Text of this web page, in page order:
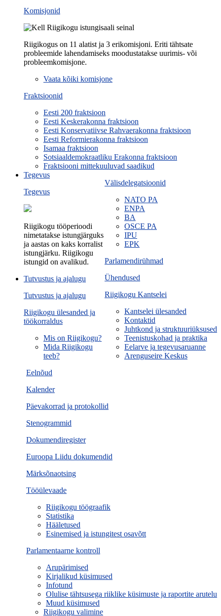
Komisjonid
Riigikogus on 11 alatist ja 3 erikomisjoni. Eriti tähtsate
probleemide lahendamiseks moodustatakse uurimis- või
probleemkomisjone.
Vaata kõiki komisjone
Fraktsioonid
Eesti 200 fraktsioon
Eesti Keskerakonna fraktsioon
Eesti Konservatiivse Rahvaerakonna fraktsioon
Eesti Reformierakonna fraktsioon
Isamaa fraktsioon
Sotsiaaldemokraatliku Erakonna fraktsioon
Fraktsiooni mittekuuluvad saadikud
Välisdelegatsioonid
NATO PA
ENPA
BA
OSCE PA
IPU
EPK
Parlamendirühmad
Ühendused
Riigikogu Kantselei
Kantselei ülesanded
Kontaktid
Juhtkond ja struktuuriüksused
Teenistuskohad ja praktika
Eelarve ja tegevusaruanne
Arenguseire Keskus
Tegevus
Tegevus
Riigikogu tööperioodi
nimetatakse istungjärguks
ja aastas on kaks korralist
istungjärku. Riigikogu
istungid on avalikud.
Eelnõud
Kalender
Päevakorrad ja protokollid
Stenogrammid
Dokumendiregister
Euroopa Liidu dokumendid
Märksõnaotsing
Tööülevaade
Riigikogu töögraafik
Statistika
Hääletused
Esinemised ja istungitest osavõtt
Parlamentaarne kontroll
Arupärimised
Kirjalikud küsimused
Infotund
Olulise tähtsusega riiklike küsimuste ja raportite arutelu
Muud küsimused
Tutvustus ja ajalugu
Tutvustus ja ajalugu
Riigikogu ülesanded ja
töökorraldus
Mis on Riigikogu?
Mida Riigikogu
teeb?
Riigikogu valimine